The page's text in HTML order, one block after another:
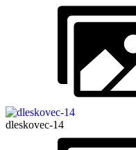
dleskovec-14